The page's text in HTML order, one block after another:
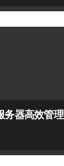
务器高效管理